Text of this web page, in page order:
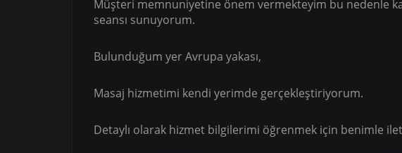
Müşteri memnuniyetine önem vermekteyim bu nedenle
seansı sunuyorum.
Bulunduğum yer Avrupa yakası,
Masaj hizmetimi kendi yerimde gerçekleştiriyorum.
Detaylı olarak hizmet bilgilerimi öğrenmek için benimle